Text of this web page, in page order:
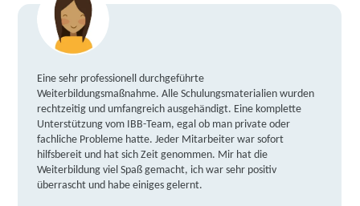
Eine sehr professionell durchgeführte
Weiterbildungsmaßnahme. Alle Schulungsmaterialien wurden
rechtzeitig und umfangreich ausgehändigt. Eine komplette
Unterstützung vom IBB-Team, egal ob man private oder
fachliche Probleme hatte. Jeder Mitarbeiter war sofort
hilfsbereit und hat sich Zeit genommen. Mir hat die
Weiterbildung viel Spaß gemacht, ich war sehr positiv
überrascht und habe einiges gelernt.